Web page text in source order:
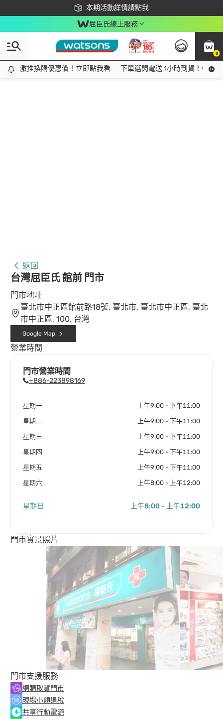
本期活動詳情請點我
下載app最高回饋$350
屈臣氏線上服務
0
激推換購優惠價！立即點我看
激推換購優惠價！立即點我看 下單選閃電送 1小時到貨！領神
返回
台灣屈臣氏 館前 門市
門市地址
臺北市中正區館前路18號, 臺北市, 臺北市中正區, 臺北
市中正區, 100, 台灣
Google Map
營業時間
門市營業時間
+886-223898169
星期一 上午9:00 - 下午11:00
星期二 上午9:00 - 下午11:00
星期三 上午9:00 - 下午11:00
星期四 上午9:00 - 下午11:00
星期五 上午9:00 - 下午11:00
星期六 上午8:00 - 上午12:00
星期日 上午8:00 - 上午12:00
門市實景照片
門市支援服務
網購取貨門市
現場小額退稅
共享行動電源